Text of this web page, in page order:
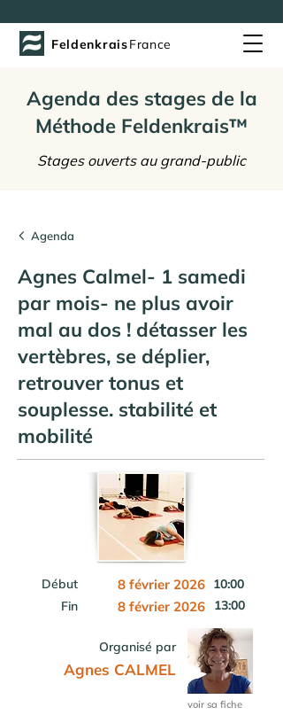
FeldenkraisFrance
Agenda des stages de la
Méthode Feldenkrais™
Stages ouverts au grand-public
Agenda
Agnes Calmel- 1 samedi
par mois- ne plus avoir
mal au dos ! détasser les
vertèbres, se déplier,
retrouver tonus et
souplesse. stabilité et
mobilité
Début 8 février 2026 10:00
Fin
8 février 2026 13:00
Organisé par
Agnes CALMEL
voir sa fiche